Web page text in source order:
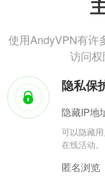
使用AndyVPN有许
访问
隐私保
隐藏IP地
可以隐藏
在线活动。
匿名浏览